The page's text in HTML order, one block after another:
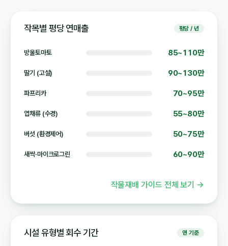
작목별 평당 연매출 평당 / 년
방울토마토 85~110만
딸기 (고설) 90~130만
파프리카 70~95만
엽채류 (수경) 55~80만
버섯 (환경제어) 50~75만
새싹·마이크로그린 60~90만
작물재배 가이드 전체 보기 →
시설 유형별 회수 기간 연 기준